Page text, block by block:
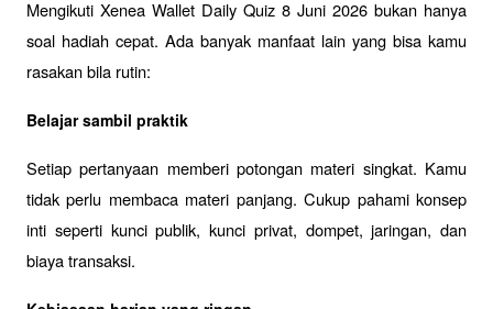
Mengikuti Xenea Wallet Daily Quiz 8 Juni 2026 bukan hanya
soal hadiah cepat. Ada banyak manfaat lain yang bisa kamu
rasakan bila rutin:
Belajar sambil praktik
Setiap pertanyaan memberi potongan materi singkat. Kamu
tidak perlu membaca materi panjang. Cukup pahami konsep
inti seperti kunci publik, kunci privat, dompet, jaringan, dan
biaya transaksi.